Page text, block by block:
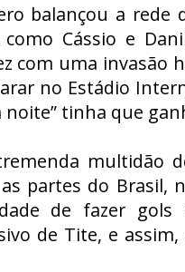
balançou a
como Cássio e
com uma invasão
no Estádio
noite” tinha que
multidão
partes do Brasil,
de fazer
de Tite, e